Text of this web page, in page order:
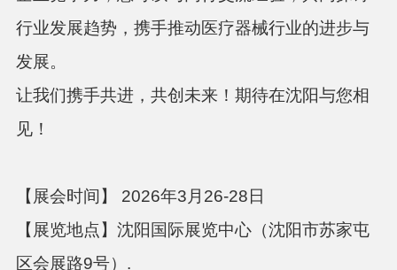
行业发展趋势，携手推动医疗器械行业的进步与
发展。
让我们携手共进，共创未来！期待在沈阳与您相
见！
【展会时间】
2026年3月26-28日
【展览地点】 沈阳国际展览中心（沈阳市苏家屯
区会展路9号）.